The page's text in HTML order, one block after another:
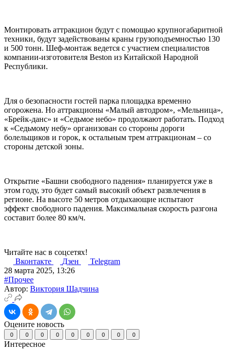
Монтировать аттракцион будут с помощью крупногабаритной
техники, будут задействованы краны грузоподъемностью 130
и 500 тонн. Шеф-монтаж ведется с участием специалистов
компании-изготовителя Beston из Китайской Народной
Республики.
Для о безопасности гостей парка площадка временно
огорожена. Но аттракционы «Малый автодром», «Мельница»,
«Брейк-данс» и «Седьмое небо» продолжают работать. Подход
к «Седьмому небу» организован со стороны дороги
болельщиков и горок, к остальным трем аттракционам – со
стороны детской зоны.
Открытие «Башни свободного падения» планируется уже в
этом году, это будет самый высокий объект развлечения в
регионе. На высоте 50 метров отдыхающие испытают
эффект свободного падения. Максимальная скорость разгона
составит более 80 км/ч.
Читайте нас в соцсетях!
Вконтакте
Дзен
Telegram
28 марта 2025, 13:26
#Прочее
Автор: Виктория Шадчина
Оцените новость
0 0 0 0 0 0 0 0 0
Интересное